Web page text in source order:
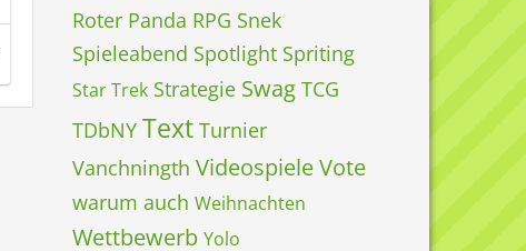
Roter Panda RPG Snek
Spieleabend Spotlight Spriting
Star Trek Strategie Swag TCG
TDbNY Text Turnier
Vanchningth VideospieleVote
warum auch Weihnachten
Wettbewerb Yolo